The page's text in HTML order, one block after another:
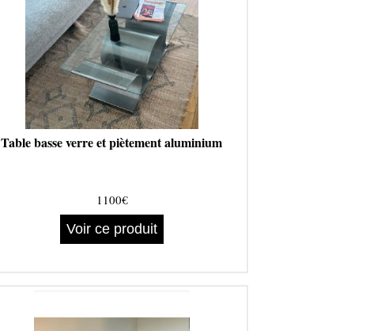
Table basse verre et piètement aluminium
1100€
Voir ce produit